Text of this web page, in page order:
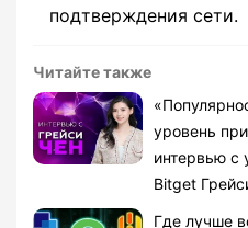
подтверждения сети.
Читайте также
уровень
интервью
Bitget
Где лучше